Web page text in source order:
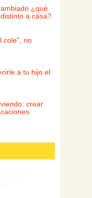
¿qué
a casa?
cole”, no
a tu hijo el
crear